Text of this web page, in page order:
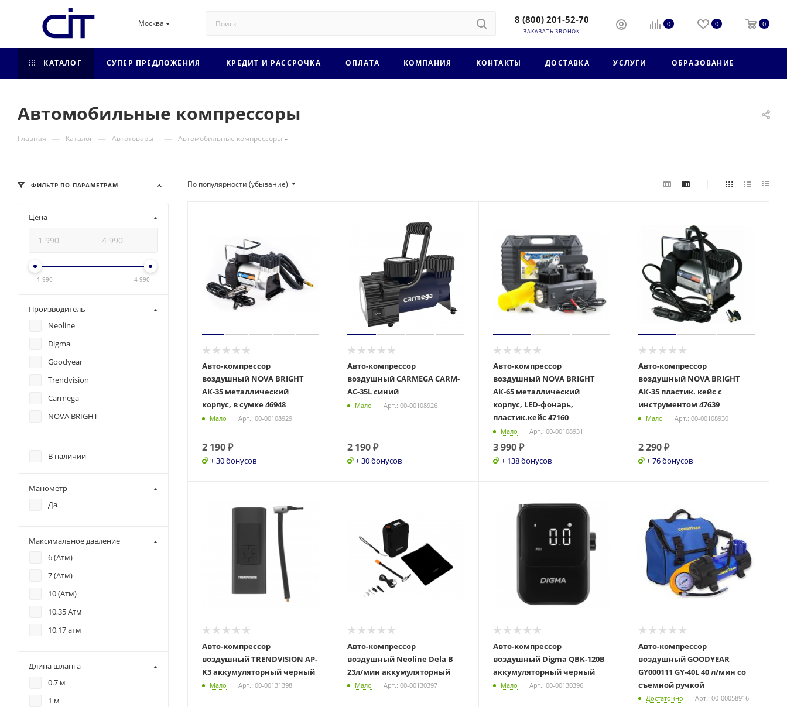
Москва 8 (800) 201-52-70
ЗАКАЗАТЬ ЗВОНОК
0 0 0
КАТАЛОГ СУПЕР ПРЕДЛОЖЕНИЯ КРЕДИТ И РАССРОЧКА ОПЛАТА КОМПАНИЯ КОНТАКТЫ ДОСТАВКА УСЛУГИ ОБРАЗОВАНИЕ
Автомобильные компрессоры
Главная — Каталог — Автотовары — Автомобильные компрессоры
По популярности (убывание)
Авто-компрессор
воздушный NOVA BRIGHT
АК-35 металлический
корпус, в сумке 46948
Мало Арт.: 00-00108929
2 190₽
+ 30 бонусов
Авто-компрессор
воздушный CARMEGA CARM-
AC-35L синий
Мало Арт.: 00-00108926
2 190₽
+ 30 бонусов
Авто-компрессор
воздушный NOVA BRIGHT
АК-65 металлический
корпус, LED-фонарь,
пластик.кейс 47160
Мало Арт.: 00-00108931
3 990₽
+ 138 бонусов
Авто-компрессор
воздушный NOVA BRIGHT
АК-35 пластик. кейс с
инструментом 47639
Мало Арт.: 00-00108930
2 290₽
+ 76 бонусов
Авто-компрессор
воздушный TRENDVISION AP-
K3 аккумуляторный черный
Мало Арт.: 00-00131398
Авто-компрессор
воздушный Neoline Dela B
23л/мин аккумуляторный
Мало Арт.: 00-00130397
Авто-компрессор
воздушный Digma QBK-120B
аккумуляторный черный
Мало Арт.: 00-00130396
Авто-компрессор
воздушный GOODYEAR
GY000111 GY-40L 40 л/мин со
съемной ручкой
Достаточно Арт.: 00-00058916
ФИЛЬТР ПО ПАРАМЕТРАМ
Цена
1 990 4 990
Производитель
Neoline
Digma
Goodyear
Trendvision
Carmega
NOVA BRIGHT
В наличии
Манометр
Да
Максимальное давление
6 (Атм)
7 (Атм)
10 (Атм)
10,35 Атм
10,17 атм
Длина шланга
0.7 м
1 м